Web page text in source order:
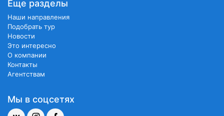
Еще разделы
Наши направления
Подобрать тур
Новости
Это интересно
О компании
Контакты
Агентствам
Мы в соцсетях